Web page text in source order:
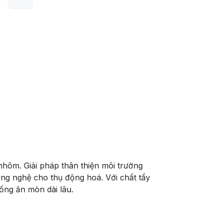
Giải pháp thân thiện môi trường
nghệ cho thụ động hoá. Với chất tẩy
ăn mòn dài lâu.